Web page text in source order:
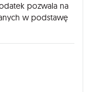
pozwala na
w podstawę